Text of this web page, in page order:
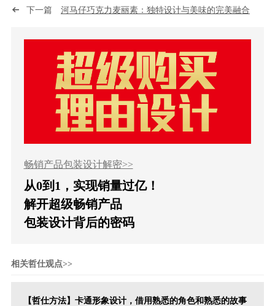
下一篇 河马仔巧克力麦丽素：独特设计与美味的完美融合
畅销产品包装设计解密>>
从0到1，实现销量过亿！
解开超级畅销产品
包装设计背后的密码
相关哲仕观点>>
【哲仕方法】卡通形象设计，借用熟悉的角色和熟悉的故事